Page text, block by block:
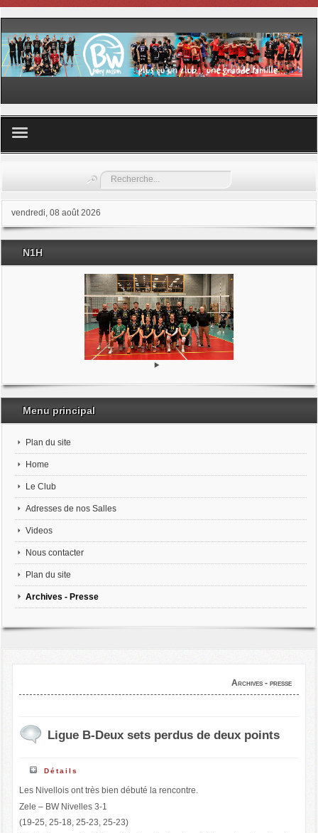
Les samedis du sport
Les stages
Documents
Rechercher
vendredi, 08 août 2026
N1H
Menu principal
Plan du site
Home
Le Club
Adresses de nos Salles
Videos
Nous contacter
Plan du site
Archives - Presse
Archives - presse
Ligue B-Deux sets perdus de deux points
Détails
Les Nivellois ont très bien débuté la rencontre.
Zele – BW Nivelles 3-1
(19-25, 25-18, 25-23, 25-23)